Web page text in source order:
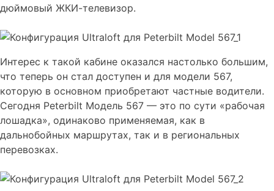
дюймовый ЖКИ-телевизор.
Интерес к такой кабине оказался настолько большим,
что теперь он стал доступен и для модели 567,
которую в основном приобретают частные водители.
Сегодня Peterbilt Модель 567 — это по сути «рабочая
лошадка», одинаково применяемая, как в
дальнобойных маршрутах, так и в региональных
перевозках.